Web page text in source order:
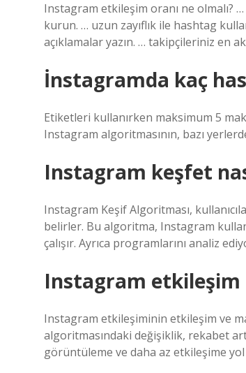
Instagram etkileşim oranı ne
kurun. … uzun zayıflık ile hashtag
açıklamalar yazın. … takipçileriniz en
İnstagramda kaç
Etiketleri kullanırken maksimum 5
Instagram algoritmasının, bazı
Instagram keşfet
Instagram Keşif Algoritması,
belirler. Bu algoritma, Instagram
çalışır. Ayrıca programlarını analiz
Instagram etkileşim
Instagram etkileşiminin etkileşim ve
algoritmasındaki değişiklik, rekabet
görüntüleme ve daha az etkileşime